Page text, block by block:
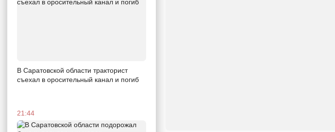
В Саратовской области тракторист
съехал в оросительный канал и погиб
21:44